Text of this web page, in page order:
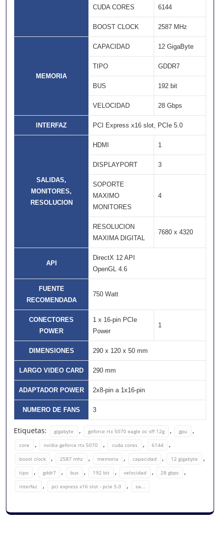
CUDA CORES 6144
BOOST CLOCK 2587 MHz
MEMORIA
CAPACIDAD 12 GigaByte
TIPO GDDR7
BUS 192 bit
VELOCIDAD 28 Gbps
INTERFAZ PCI Express x16 slot, PCIe 5.0
SALIDAS,
MONITORES,
RESOLUCION
HDMI 1
DISPLAYPORT 3
SOPORTE
MAXIMO
MONITORES
4
RESOLUCION
MAXIMA DIGITAL
7680 x 4320
API
DirectX 12 API
OpenGL 4.6
FUENTE
RECOMENDADA
750 Watt
CONECTORES
POWER
1 x 16-pin PCIe
Power
1
DIMENSIONES 290 x 120 x 50 mm
LARGO VIDEO CARD 290 mm
ADAPTADOR POWER 2x8-pin a 1x16-pin
NUMERO DE FANS 3
Etiquetas: gigabyte , geforce rtx 5070 eagle oc sff 12g , gpu ,
core , nvidia geforce rtx 5070 , cuda cores , 6144 ,
boost clock , 2587 mhz , memoria , capacidad , 12 gigabyte ,
tipo , gddr7 , bus , 192 bit , velocidad , 28 gbps ,
interfaz , pci express x16 slot - pcie 5.0 , sa...